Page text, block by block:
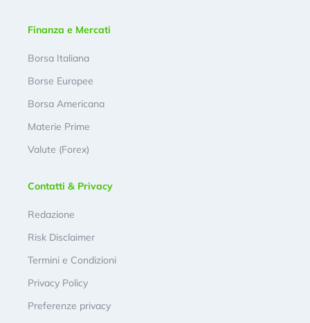
Finanza e Mercati
Borsa Italiana
Borse Europee
Borsa Americana
Materie Prime
Valute (Forex)
Contatti & Privacy
Redazione
Risk Disclaimer
Termini e Condizioni
Privacy Policy
Preferenze privacy